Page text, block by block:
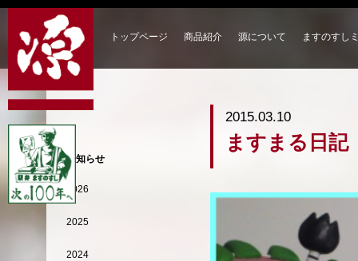
トップページ 商品紹介 源について ますのすし
2015.03.10
ますまる日
お知らせ
2026
2025
2024